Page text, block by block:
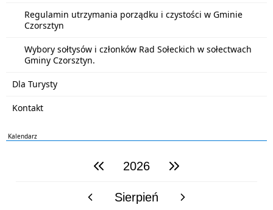
Regulamin utrzymania porządku i czystości w Gminie
Czorsztyn
Wybory sołtysów i członków Rad Sołeckich w sołectwach
Gminy Czorsztyn.
Dla Turysty
Kontakt
Kalendarz
poprzedni rok2026 następny rok
poprzedni miesiącSierpień następny miesiąc